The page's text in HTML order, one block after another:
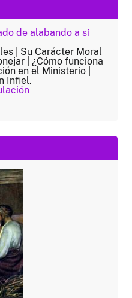
de alabando a sí
| Su Carácter Moral
| ¿Cómo funciona
en el Ministerio |
Infiel.